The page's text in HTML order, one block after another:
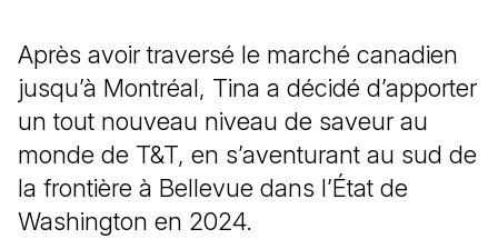
Après avoir traversé le marché canadien
jusqu’à Montréal, Tina a décidé d’apporter
un tout nouveau niveau de saveur au
monde de T&T, en s’aventurant au sud de
la frontière à Bellevue dans l’État de
Washington en 2024.